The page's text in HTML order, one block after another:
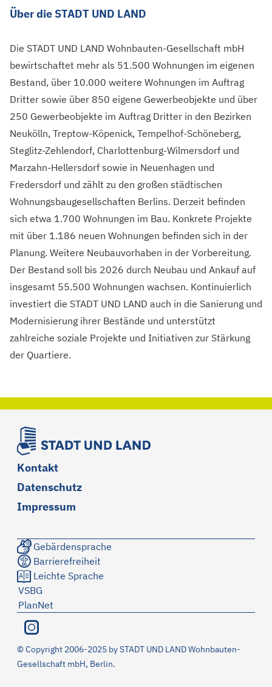
Über die STADT UND LAND
Die STADT UND LAND Wohnbauten-Gesellschaft mbH
bewirtschaftet mehr als 51.500 Wohnungen im eigenen
Bestand, über 10.000 weitere Wohnungen im Auftrag
Dritter sowie über 850 eigene Gewerbeobjekte und über
250 Gewerbeobjekte im Auftrag Dritter in den Bezirken
Neukölln, Treptow-Köpenick, Tempelhof-Schöneberg,
Steglitz-Zehlendorf, Charlottenburg-Wilmersdorf und
Marzahn-Hellersdorf sowie in Neuenhagen und
Fredersdorf und zählt zu den großen städtischen
Wohnungsbaugesellschaften Berlins. Derzeit befinden
sich etwa 1.700 Wohnungen im Bau. Konkrete Projekte
mit über 1.186 neuen Wohnungen befinden sich in der
Planung. Weitere Neubauvorhaben in der Vorbereitung.
Der Bestand soll bis 2026 durch Neubau und Ankauf auf
insgesamt 55.500 Wohnungen wachsen. Kontinuierlich
investiert die STADT UND LAND auch in die Sanierung und
Modernisierung ihrer Bestände und unterstützt
zahlreiche soziale Projekte und Initiativen zur Stärkung
der Quartiere.
Kontakt
Datenschutz
Impressum
Gebärdensprache
Barrierefreiheit
Leichte Sprache
VSBG
PlanNet
© Copyright 2006-2025 by STADT UND LAND Wohnbauten-
Gesellschaft mbH, Berlin.